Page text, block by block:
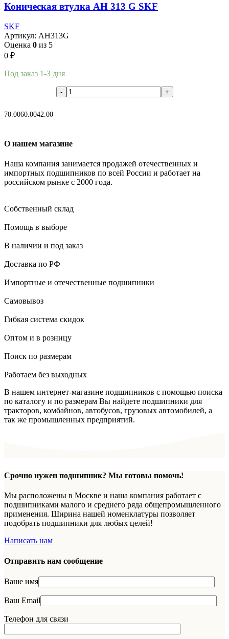
Коническая втулка AH 313 G SKF
SKF
Артикул: AH313G
Оценка 0 из 5
0 ₽
Под заказ 1-3 дня
70.0060.0042.00
О нашем магазине
Наша компания занимается продажей отечественных и
импортных подшипников по всей России и работает на
российском рынке с 2000 года.
Собственный склад
Помощь в выборе
В наличии и под заказ
Доставка по РФ
Импортные и отечественные подшипники
Самовывоз
Гибкая система скидок
Оптом и в розницу
Поиск по размерам
Работаем без выходных
В нашем интернет-магазине подшипников с помощью поиска
по каталогу и по размерам Вы найдете подшипники для
тракторов, комбайнов, автобусов, грузовых автомобилей, а
так же промышленных предприятий.
Срочно нужен подшипник? Мы готовы помочь!
Мы расположены в Москве и наша компания работает с
подшипниками малого и среднего ряда общепромышленного
применения. Ширина нашей номенклатуры позволяет
подобрать подшипники для любых целей!
Написать нам
Отправить нам сообщение
Ваше имя
Ваш Email
Телефон для связи